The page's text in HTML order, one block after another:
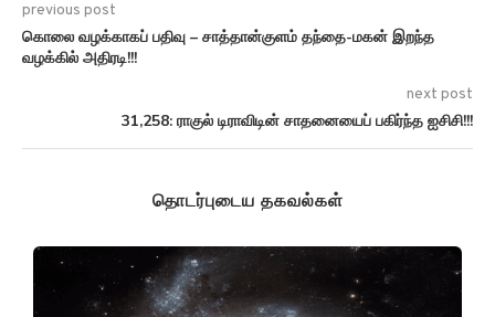
previous post
கொலை வழக்காகப் பதிவு – சாத்தான்குளம் தந்தை-மகன் இறந்த
வழக்கில் அதிரடி!!!
next post
31,258: ராகுல் டிராவிடின் சாதனையைப் பகிர்ந்த ஐசிசி!!!
தொடர்புடைய தகவல்கள்